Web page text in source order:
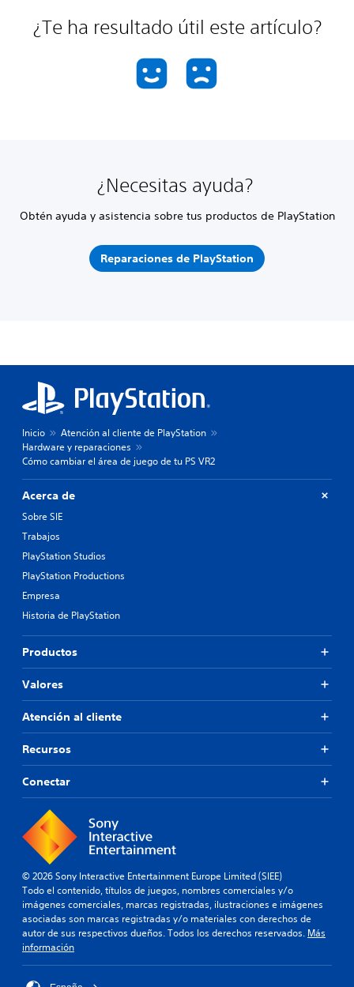
¿Te ha resultado útil este artículo?
¿Necesitas ayuda?
Obtén ayuda y asistencia sobre tus productos de PlayStation
Reparaciones de PlayStation
Inicio
Atención al cliente de PlayStation
Hardware y reparaciones
Cómo cambiar el área de juego de tu PS VR2
Acerca de
Sobre SIE
Trabajos
PlayStation Studios
PlayStation Productions
Empresa
Historia de PlayStation
Productos
Valores
Atención al cliente
Recursos
Conectar
© 2026 Sony Interactive Entertainment Europe Limited (SIEE)
Todo el contenido, títulos de juegos, nombres comerciales y/o
imágenes comerciales, marcas registradas, ilustraciones e imágenes
asociadas son marcas registradas y/o materiales con derechos de
autor de sus respectivos dueños. Todos los derechos reservados. Más
información